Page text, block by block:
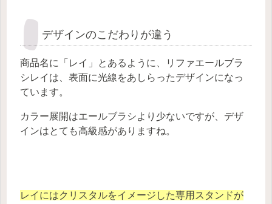
デザインのこだわりが違う
商品名に「レイ」とあるように、リファエールブラ
シレイは、表面に光線をあしらったデザインになっ
ています。
カラー展開はエールブラシより少ないですが、デザ
インはとても高級感がありますね。
レイにはクリスタルをイメージした専用スタンドが